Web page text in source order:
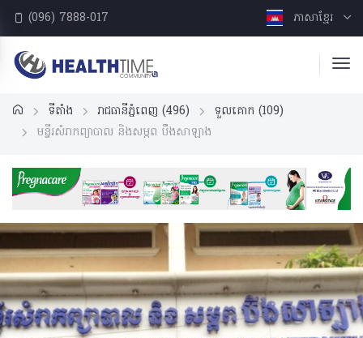
(096) 7888-017 ភាសាខ្មែរ
ទីតាំង រាជធានីភ្នំពេញ (496) ទួលគោក (109)
មន្ទីរសំរាកព្យាបាល​ និងសម្ភព បឹងសាឡាង​